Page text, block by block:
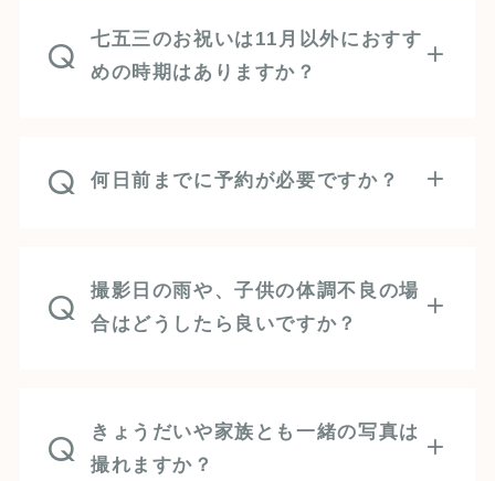
Q
七五三のお祝いは11月以外におすす
めの時期はありますか？
Q 何日前までに予約が必要ですか？
Q
撮影日の雨や、子供の体調不良の場
合はどうしたら良いですか？
Q
きょうだいや家族とも一緒の写真は
撮れますか？